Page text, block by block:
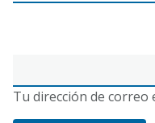
electrónico
Tu dirección de correo